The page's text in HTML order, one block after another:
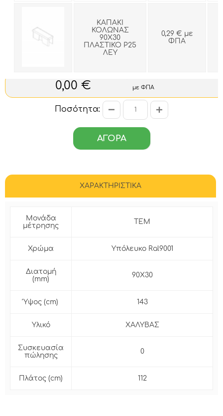
ΚΑΠΑΚΙ
ΚΟΛΩΝΑΣ
90Χ30
ΠΛΑΣΤΙΚΟ Ρ25
ΛΕΥ
0,29 € με
ΦΠΑ
0,00 € με ΦΠΑ
Ποσότητα:
ΑΓΟΡΑ
ΧΑΡΑΚΤΗΡΙΣΤΙΚΑ
Μονάδα
μέτρησης
ΤΕΜ
Χρώμα Υπόλευκο Ral9001
Διατομή
(mm)
90X30
Ύψος (cm) 143
Υλικό ΧΑΛΥΒΑΣ
Συσκευασία
πώλησης
0
Πλάτος (cm) 112